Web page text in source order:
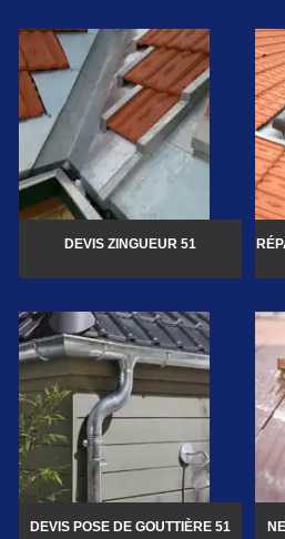
DEVIS ZINGUEUR 51
DEVIS POSE DE GOUTTIÈRE 51